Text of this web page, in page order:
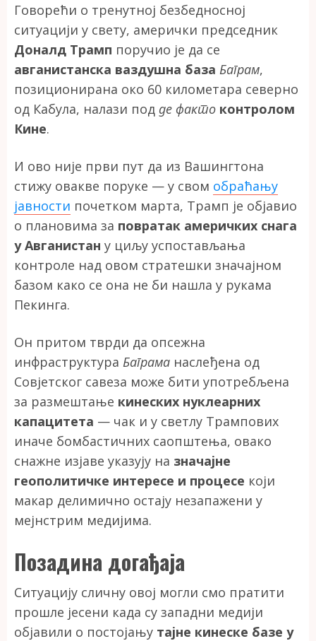
Говорећи о тренутној безбедносној
ситуацији у свету, амерички председник
Доналд Трамп поручио је да се
авганистанска ваздушна база Баграм,
позиционирана око 60 километара северно
од Кабула, налази под де факто контролом
Кине.
И ово није први пут да из Вашингтона
стижу овакве поруке — у свом обраћању
јавности почетком марта, Трамп је објавио
о плановима за повратак америчких снага
у Авганистан у циљу успостављања
контроле над овом стратешки значајном
базом како се она не би нашла у рукама
Пекинга.
Он притом тврди да опсежна
инфраструктура Баграма наслеђена од
Совјетског савеза може бити употребљена
за размештање кинеских нуклеарних
капацитета — чак и у светлу Трампових
иначе бомбастичних саопштења, овако
снажне изјаве указују на значајне
геополитичке интересе и процесе који
макар делимично остају незапажени у
мејнстрим медијима.
Позадина догађаја
Ситуацију сличну овој могли смо пратити
прошле јесени када су западни медији
објавили о постојању тајне кинеске базе у